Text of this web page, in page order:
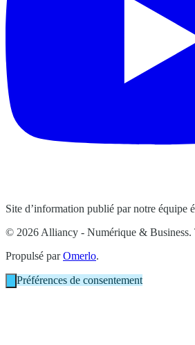
Site d’information publié par notre équipe
© 2026 Alliancy - Numérique & Business.
Propulsé parOmerlo.
Préférences de consentement